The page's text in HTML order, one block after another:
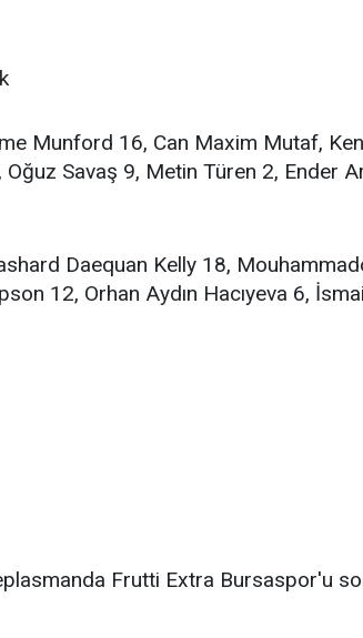
Munford 16, Can Maxim Mutaf,
Savaş 9, Metin Türen 2, Ender
Daequan Kelly 18,
12, Orhan Aydın Hacıyeva 6,
Frutti Extra Bursaspor'u